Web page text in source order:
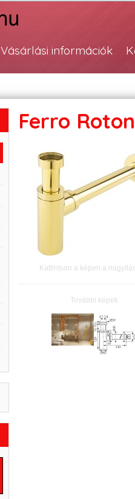
Vásárlási információk
Ferro
Kattintson a képen a
További képek